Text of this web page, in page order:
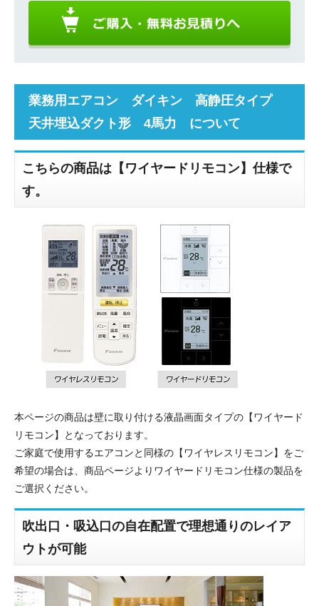
業務用エアコン ダイキン 高静圧タイプ
天井埋込ダクト形 4馬力 について
こちらの商品は【ワイヤードリモコン】仕様で
す。
本ページの商品は壁に取り付ける液晶画面タイプの【ワイヤード
リモコン】となっております。
ご家庭で使用するエアコンと同様の【ワイヤレスリモコン】をご
希望の場合は、商品ページよりワイヤードリモコン仕様の製品を
ご選択ください。
吹出口・吸込口の自在配置で理想通りのレイア
ウトが可能